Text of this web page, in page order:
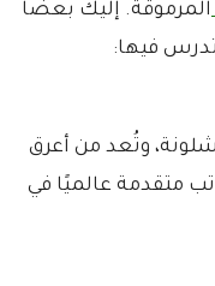
المرموقة. إليك بعضًا
فيها:
وتُعد من أعرق
متقدمة عالميًا في